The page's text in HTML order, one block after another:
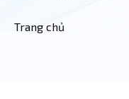
Bạn đang ở đây
Trang chủ